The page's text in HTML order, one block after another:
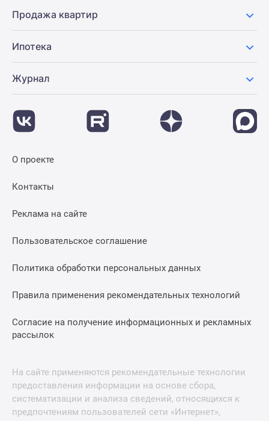
Продажа квартир
Ипотека
Журнал
О проекте
Контакты
Реклама на сайте
Пользовательское соглашение
Политика обработки персональных данных
Правила применения рекомендательных технологий
Согласие на получение информационных и рекламных
рассылок
На сайте применяются рекомендательные технологии
предоставления информации на основе сбора,
систематизации и анализа сведений, относящихся к
предпочтениям пользователей сети «Интернет»,